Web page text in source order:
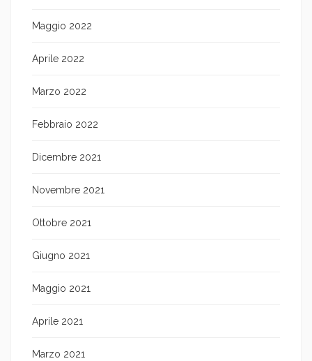
Maggio 2022
Aprile 2022
Marzo 2022
Febbraio 2022
Dicembre 2021
Novembre 2021
Ottobre 2021
Giugno 2021
Maggio 2021
Aprile 2021
Marzo 2021